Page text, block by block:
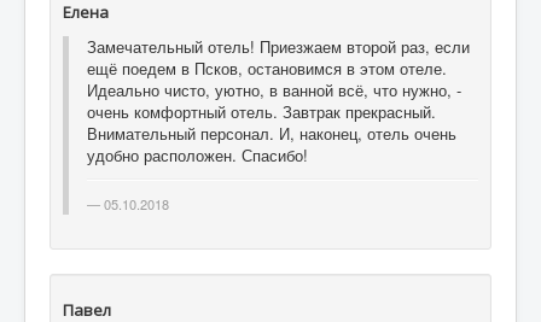
Елена
Замечательный отель! Приезжаем второй раз, если
ещё поедем в Псков, остановимся в этом отеле.
Идеально чисто, уютно, в ванной всё, что нужно, -
очень комфортный отель. Завтрак прекрасный.
Внимательный персонал. И, наконец, отель очень
удобно расположен. Спасибо!
05.10.2018
Павел